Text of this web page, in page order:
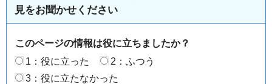
見をお聞かせください
このページの情報は役に立ちましたか？
1：役に立った
2：ふつう
3：役に立たなかった